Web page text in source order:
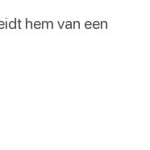
hem van een